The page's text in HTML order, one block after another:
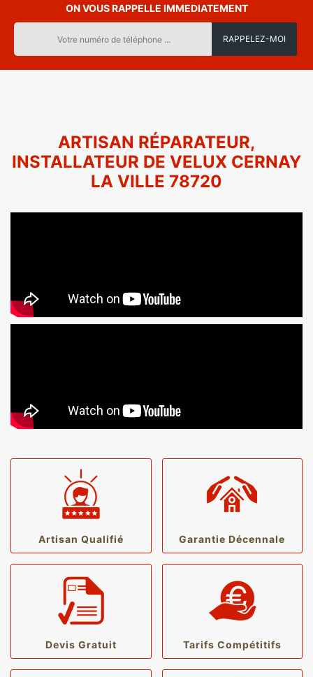
ON VOUS RAPPELLE IMMEDIATEMENT
ARTISAN RÉPARATEUR,
INSTALLATEUR DE VELUX CERNAY
LA VILLE 78720
Artisan Qualifié Garantie Décennale
Devis Gratuit Tarifs Compétitifs